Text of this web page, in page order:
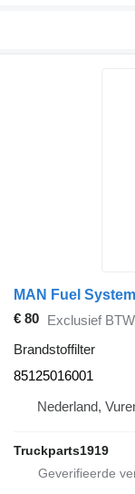
€ 80 Exclusief BTW
Brandstoffilter
85125016001
Nederland,
Truckparts1919